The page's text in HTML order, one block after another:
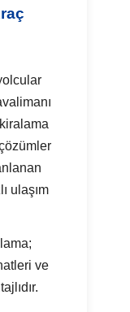
ulaşım
ve